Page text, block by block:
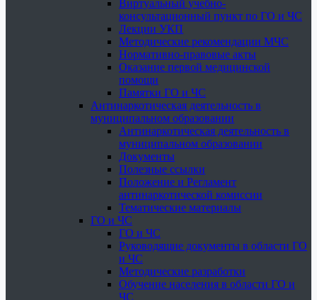
Виртуальный учебно-
консультационный пункт по ГО и ЧС
Лекции УКП
Методические рекомендации МЧС
Нормативно-правовые акты
Оказание первой медицинской
помощи
Памятки ГО и ЧС
Антинаркотическая деятельность в
муниципальном образовании
Антинаркотическая деятельность в
муниципальном образовании
Документы
Полезные ссылки
Положение и Регламент
антинаркотической комиссии
Тематические материалы
ГО и ЧС
ГО и ЧС
Руководящие документы в области ГО
и ЧС
Методические разработки
Обучение населения в области ГО и
ЧС